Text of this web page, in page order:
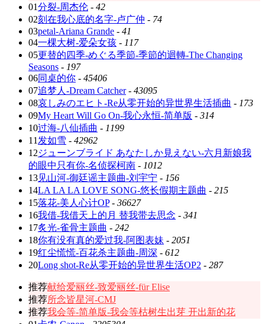
01分裂-周杰伦 - 42
02刻在我心底的名字-卢广仲 - 74
03petal-Ariana Grande - 41
04一棵大树-爱朵女孩 - 117
05更替的四季-めぐる季節-季節的迴轉-The Changing
Seasons - 197
06同桌的你 - 45406
07追梦人-Dream Catcher- 43095
08哀しみのエヒト-Re从零开始的异世界生活插曲 - 173
09My Heart Will Go On-我心永恒-简单版 - 314
10过海-八仙插曲 - 1199
11 发如雪 - 42962
12ジューンブライド あなたしか見えない-六月新娘我
的眼中只有你-名侦探柯南 - 1012
13见山河-御廷谣主题曲-刘宇宁 - 156
14LA LA LA LOVE SONG-悠长假期主题曲 - 215
15落花-美人心计OP- 36627
16我借-我借天上的月 替我带去思念 - 341
17炙光-雀骨主题曲 - 242
18你有没有真的爱过我-阿图表妹 - 2051
19红尘慌慌-百花杀主题曲-周深 - 612
20Long shot-Re从零开始的异世界生活OP2 - 287
推荐献给爱丽丝-致爱丽丝-für Elise
推荐所念皆星河-CMJ
推荐我会等-简单版-我会等枯树生出芽 开出新的花